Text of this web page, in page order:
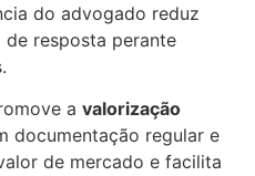
do advogado reduz
resposta perante
a valorização
documentação regular e
de mercado e facilita